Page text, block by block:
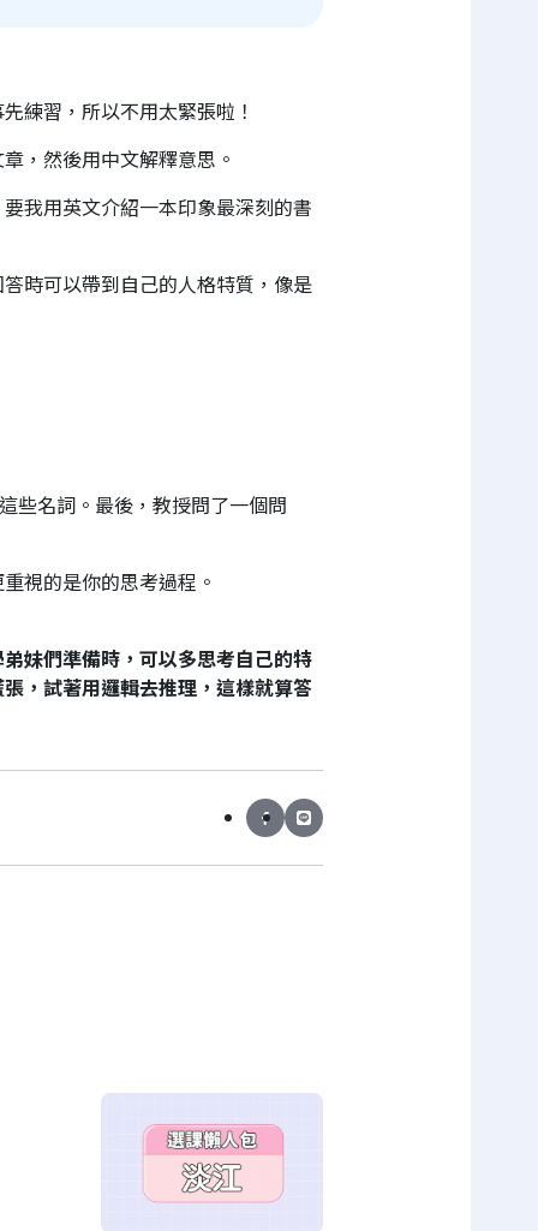
練習，所以不用太緊張啦！
，然後用中文解釋意思。
我用英文介紹一本印象最深刻的書
時可以帶到自己的人格特質，像是
些名詞。最後，教授問了一個問
視的是你的思考過程。
妹們準備時，可以多思考自己的特
，試著用邏輯去推理，這樣就算答